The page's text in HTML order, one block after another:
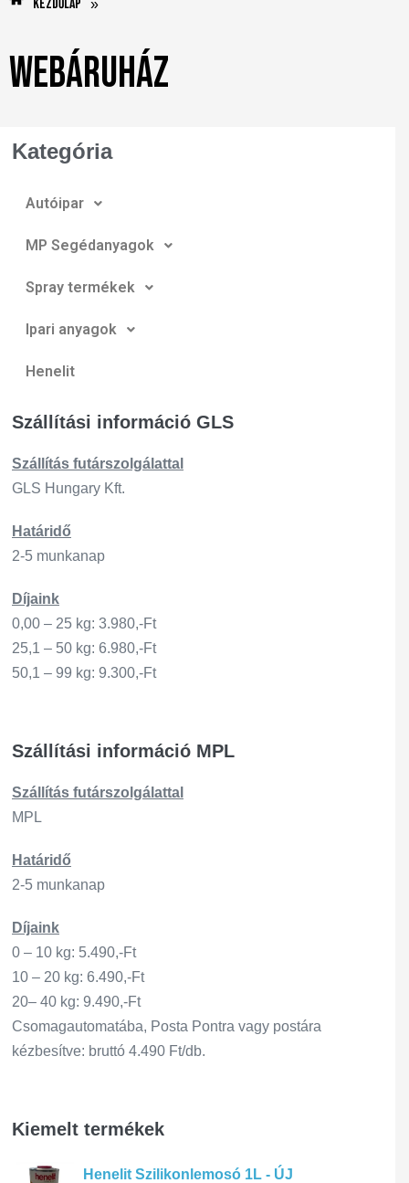
Kezdőlap »
Webáruház
Kategória
Autóipar
MP Segédanyagok
Spray termékek
Ipari anyagok
Henelit
Szállítási információ GLS
Szállítás futárszo lgálattal
GLS Hungary Kft.
Határidő
2-5 munkanap
Díjaink
0,00 – 25 kg: 3.980,-Ft
25,1 – 50 kg: 6.980,-Ft
50,1 – 99 kg: 9.300,-Ft
Szállítási információ MPL
Szállítás futárszo lgálattal
MPL
Határidő
2-5 munkanap
Díjaink
0 – 10 kg: 5.490,-Ft
10 – 20 kg: 6.490,-Ft
20– 40 kg: 9.490,-Ft
Csomagautomatába, Posta Pontra vagy postára
kézbesítve: bruttó 4.490 Ft/db.
Kiemelt termékek
Henelit Szilikonlemosó 1L - ÚJ